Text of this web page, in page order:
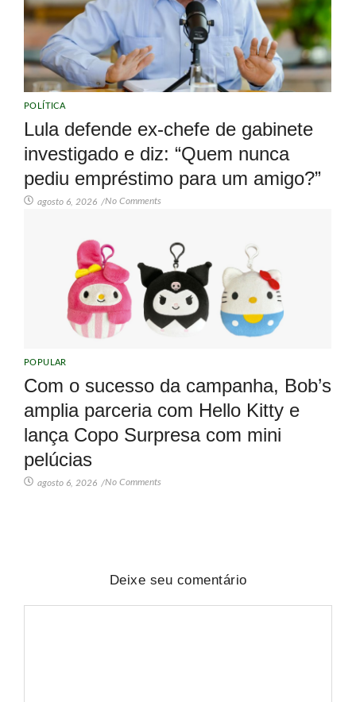
POLÍTICA
Lula defende ex-chefe de gabinete
investigado e diz: “Quem nunca
pediu empréstimo para um amigo?”
agosto 6, 2026 /No Comments
POPULAR
Com o sucesso da campanha, Bob’s
amplia parceria com Hello Kitty e
lança Copo Surpresa com mini
pelúcias
agosto 6, 2026 /No Comments
Deixe seu comentário